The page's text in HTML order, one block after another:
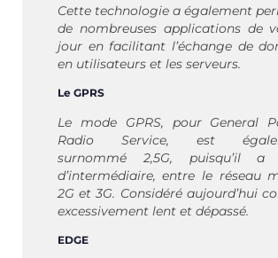
Cette technologie a également
de nombreuses applications de
jour en facilitant l’échange de
en utilisateurs et les serveurs.
Le GPRS
Le mode GPRS, pour General
Radio Service, est
surnommé 2,5G, puisqu’il a
d’intermédiaire, entre le réseau
2G et 3G. Considéré aujourd’hui
excessivement lent et dépassé.
EDGE